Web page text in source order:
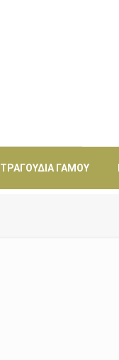
ΤΡΑΓΟΎΔΙΑ ΓΆΜΟΥ